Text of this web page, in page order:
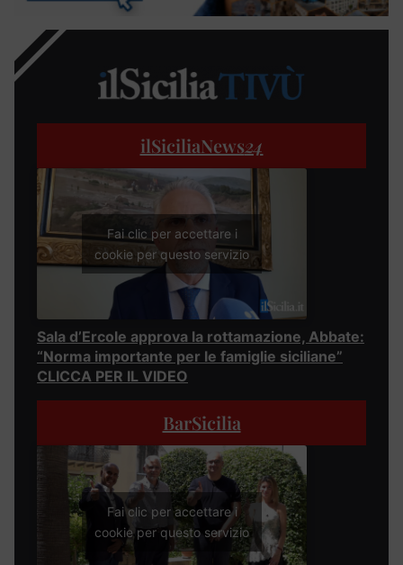
ilSiciliaNews24
Fai clic per accettare i
cookie per questo servizio
Sala d’Ercole approva la rottamazione, Abbate:
“Norma importante per le famiglie siciliane”
CLICCA PER IL VIDEO
BarSicilia
Fai clic per accettare i
cookie per questo servizio